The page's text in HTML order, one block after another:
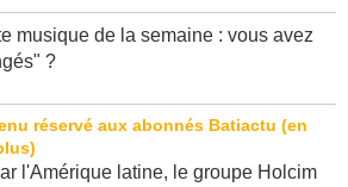
musique de la semaine : vous avez
?
l'Amérique latine, le groupe Holcim